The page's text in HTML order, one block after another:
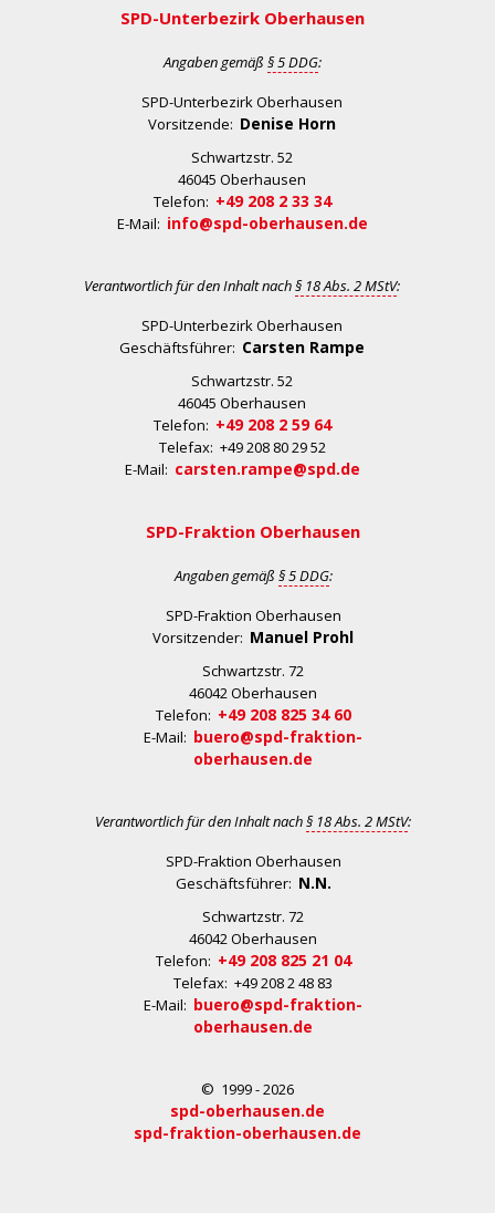
SPD-Unterbezirk Oberhausen
Angaben gemäß § 5 DDG:
SPD-Unterbezirk Oberhausen
Vorsitzende: Denise Horn
Schwartzstr. 52
46045 Oberhausen
Telefon: +49 208 2 33 34
E-Mail: info@spd-oberhausen.de
Verantwortlich für den Inhalt nach§ 18 Abs. 2 MStV:
SPD-Unterbezirk Oberhausen
Geschäftsführer: Carsten Rampe
Schwartzstr. 52
46045 Oberhausen
Telefon: +49 208 2 59 64
Telefax: +49 208 80 29 52
E-Mail: carsten.rampe@spd.de
SPD-Fraktion Oberhausen
Angaben gemäß § 5 DDG:
SPD-Fraktion Oberhausen
Vorsitzender: Manuel Prohl
Schwartzstr. 72
46042 Oberhausen
Telefon: +49 208 825 34 60
E-Mail: buero@spd-fraktion-
oberhausen.de
Verantwortlich für den Inhalt nach§ 18 Abs. 2 MStV:
SPD-Fraktion Oberhausen
Geschäftsführer: N.N.
Schwartzstr. 72
46042 Oberhausen
Telefon: +49 208 825 21 04
Telefax: +49 208 2 48 83
E-Mail: buero@spd-fraktion-
oberhausen.de
© 1999 - 2026
spd-oberhausen.de
spd-fraktion-oberhausen.de